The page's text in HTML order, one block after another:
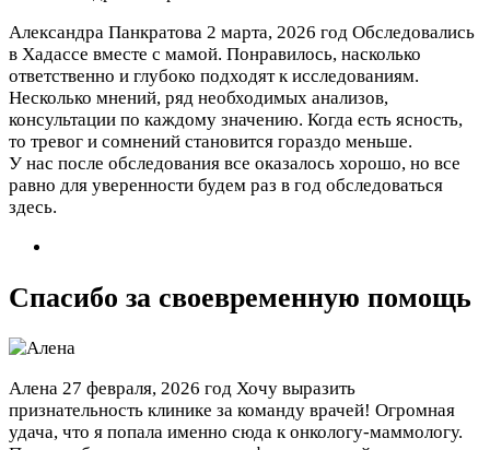
Александра Панкратова 2 марта, 2026 год Обследовались
в Хадассе вместе с мамой. Понравилось, насколько
ответственно и глубоко подходят к исследованиям.
Несколько мнений, ряд необходимых анализов,
консультации по каждому значению. Когда есть ясность,
то тревог и сомнений становится гораздо меньше.
У нас после обследования все оказалось хорошо, но все
равно для уверенности будем раз в год обследоваться
здесь.
Спасибо за своевременную помощь
Алена 27 февраля, 2026 год Хочу выразить
признательность клинике за команду врачей! Огромная
удача, что я попала именно сюда к онкологу-маммологу.